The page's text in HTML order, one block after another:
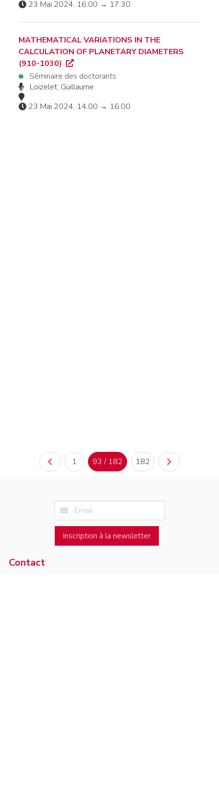
23 Mai 2024, 16:00 → 17:30
MATHEMATICAL VARIATIONS IN THE
CALCULATION OF PLANETARY DIAMETERS
(910-1030)
Séminaire des doctorants
Loizelet, Guillaume
23 Mai 2024, 14:00 → 16:00
1 93 / 182 182
Inscription à la newsletter
Contact